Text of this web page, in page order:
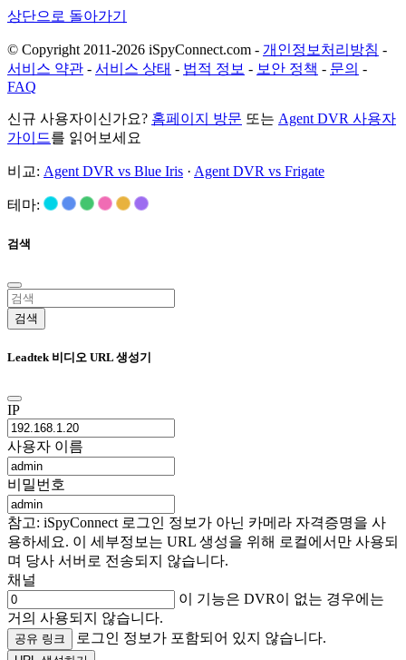
상단으로 돌아가기
© Copyright 2011-2026 iSpyConnect.com - 개인정보처리방침 -
서비스 약관 - 서비스 상태 - 법적 정보 - 보안 정책 - 문의 -
FAQ
신규 사용자이신가요? 홈페이지 방문 또는 Agent DVR 사용자
가이드를 읽어보세요
비교: Agent DVR vs Blue Iris · Agent DVR vs Frigate
테마:
검색
검색
Leadtek 비디오 URL 생성기
IP
사용자 이름
비밀번호
참고: iSpyConnect 로그인 정보가 아닌 카메라 자격증명을 사
용하세요. 이 세부정보는 URL 생성을 위해 로컬에서만 사용되
며 당사 서버로 전송되지 않습니다.
채널
이 기능은 DVR이 없는 경우에는
거의 사용되지 않습니다.
공유 링크 로그인 정보가 포함되어 있지 않습니다.